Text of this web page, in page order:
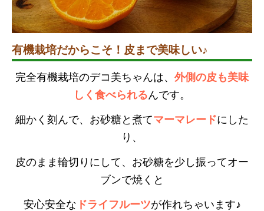
有機栽培だからこそ！皮まで美味しい♪
完全有機栽培のデコ美ちゃんは、 外側の皮も美味
しく食べられるんです。
細かく刻んで、お砂糖と煮てマーマレードにした
り、
皮のまま輪切りにして、お砂糖を少し振ってオー
ブンで焼くと
安心安全な ドライフルーツが作れちゃいます♪